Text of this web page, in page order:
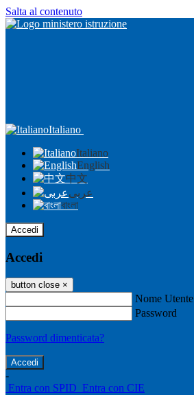
Salta al contenuto
Italiano
Italiano
English
中文
عربى
বাংলা
Accedi
Accedi
button close ×
Nome Utente
Password
Password dimenticata?
-
Entra con SPID Entra con CIE